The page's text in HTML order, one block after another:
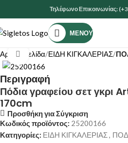
Τηλέφωνο Επικοινωνίας:
ΜΕΝΟΎ
Αρχική σελίδα ΕΙΔΗ ΚΙΓΚΑΛΕΡΙΑΣ
Κάντε κλικ για μεγέθυνση
Περιγραφή
Πόδια γραφείου σετ γκρι
170cm
Προσθήκη για Σύγκριση
Κωδικός προϊόντος: 25200166
Κατηγορίες: ΕΙΔΗ ΚΙΓΚΑΛΕΡΙΑΣ,